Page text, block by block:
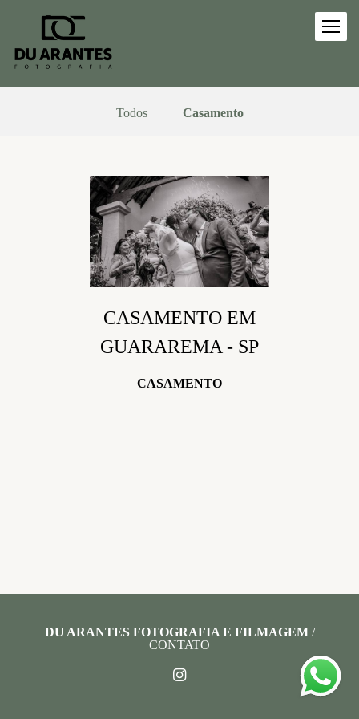
Todos Casamento
CASAMENTO EM
GUARAREMA - SP
CASAMENTO
DU ARANTES FOTOGRAFIA E FILMAGEM/
CONTATO